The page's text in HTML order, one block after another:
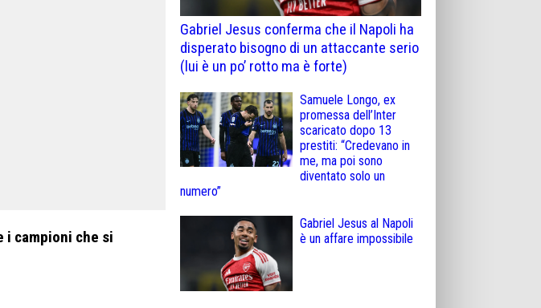
i campioni che si
Gabriel Jesus conferma che il Napoli ha
disperato bisogno di un attaccante serio
(lui è un po’ rotto ma è forte)
Samuele Longo, ex
promessa dell’Inter
scaricato dopo 13
prestiti: “Credevano in
me, ma poi sono
diventato solo un
numero”
Gabriel Jesus al Napoli
è un affare impossibile